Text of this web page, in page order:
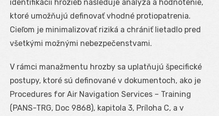
identifikácii hrozieb nasleduje analýza a hodnotenie,
ktoré umožňujú definovať vhodné protiopatrenia.
Cieľom je minimalizovať riziká a chrániť lietadlo pred
všetkými možnými nebezpečenstvami.
V rámci manažmentu hrozby sa uplatňujú špecifické
postupy, ktoré sú definované v dokumentoch, ako je
Procedures for Air Navigation Services – Training
(PANS-TRG, Doc 9868), kapitola 3, Príloha C, a v